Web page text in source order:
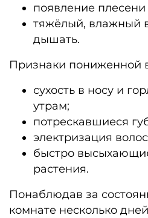
появление плесени
тяжёлый, влажный
дышать.
Признаки пониженной
сухость в носу и
утрам;
потрескавшиеся
электризация
быстро
растения.
Понаблюдав за
комнате несколько